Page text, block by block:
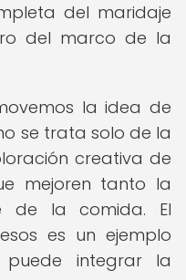
del maridaje
del marco de la
la idea de
se trata solo de la
creativa de
mejoren tanto la
de la comida. El
es un ejemplo
integrar la